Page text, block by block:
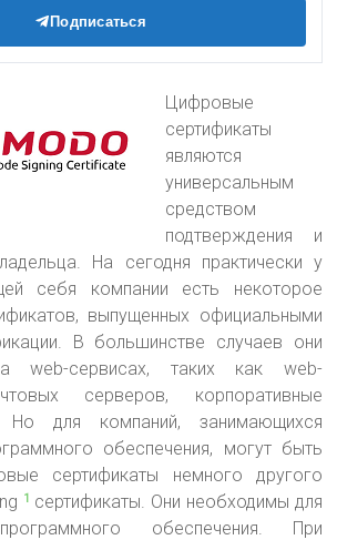
Подписаться
Цифровые
сертификаты
являются
универсальным
средством
подтверждения и
На сегодня практически у
себя компании есть некоторое
, выпущенных официальными
В большинстве случаев они
web-сервисах, таких как web-
серверов, корпоративные
для компаний, занимающихся
обеспечения, могут быть
сертификаты немного другого
1
сертификаты. Они необходимы для
обеспечения. При